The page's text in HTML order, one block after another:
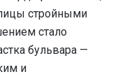
стройными
стало
бульвара —
и